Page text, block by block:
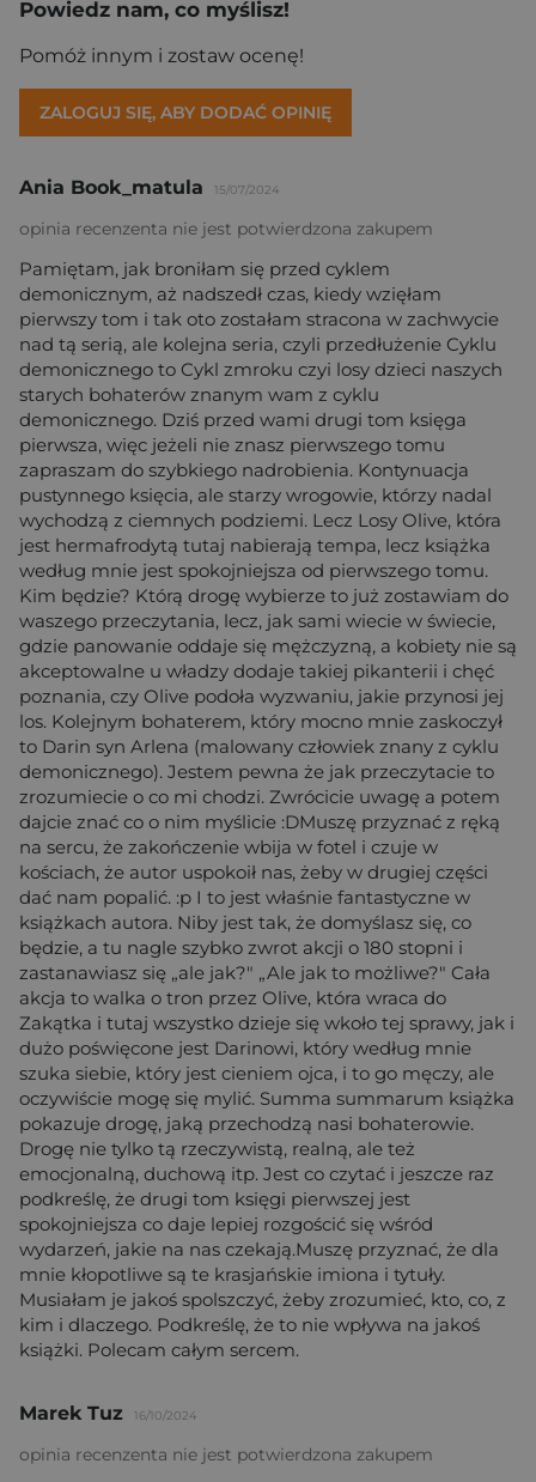
Powiedz nam, co myślisz!
Pomóż innym i zostaw ocenę!
ZALOGUJ SIĘ, ABY DODAĆ OPINIĘ
Ania Book_matula 15/07/2024
opinia recenzenta nie jest potwierdzona zakupem
Pamiętam, jak broniłam się przed cyklem
demonicznym, aż nadszedł czas, kiedy wzięłam
pierwszy tom i tak oto zostałam stracona w zachwycie
nad tą serią, ale kolejna seria, czyli przedłużenie Cyklu
demonicznego to Cykl zmroku czyi losy dzieci naszych
starych bohaterów znanym wam z cyklu
demonicznego. Dziś przed wami drugi tom księga
pierwsza, więc jeżeli nie znasz pierwszego tomu
zapraszam do szybkiego nadrobienia. Kontynuacja
pustynnego księcia, ale starzy wrogowie, którzy nadal
wychodzą z ciemnych podziemi. Lecz Losy Olive, która
jest hermafrodytą tutaj nabierają tempa, lecz książka
według mnie jest spokojniejsza od pierwszego tomu.
Kim będzie? Którą drogę wybierze to już zostawiam do
waszego przeczytania, lecz, jak sami wiecie w świecie,
gdzie panowanie oddaje się mężczyzną, a kobiety nie są
akceptowalne u władzy dodaje takiej pikanterii i chęć
poznania, czy Olive podoła wyzwaniu, jakie przynosi jej
los. Kolejnym bohaterem, który mocno mnie zaskoczył
to Darin syn Arlena (malowany człowiek znany z cyklu
demonicznego). Jestem pewna że jak przeczytacie to
zrozumiecie o co mi chodzi. Zwrócicie uwagę a potem
dajcie znać co o nim myślicie :DMuszę przyznać z ręką
na sercu, że zakończenie wbija w fotel i czuje w
kościach, że autor uspokoił nas, żeby w drugiej części
dać nam popalić. :p I to jest właśnie fantastyczne w
książkach autora. Niby jest tak, że domyślasz się, co
będzie, a tu nagle szybko zwrot akcji o 180 stopni i
zastanawiasz się „ale jak?" „Ale jak to możliwe?" Cała
akcja to walka o tron przez Olive, która wraca do
Zakątka i tutaj wszystko dzieje się wkoło tej sprawy, jak i
dużo poświęcone jest Darinowi, który według mnie
szuka siebie, który jest cieniem ojca, i to go męczy, ale
oczywiście mogę się mylić. Summa summarum książka
pokazuje drogę, jaką przechodzą nasi bohaterowie.
Drogę nie tylko tą rzeczywistą, realną, ale też
emocjonalną, duchową itp. Jest co czytać i jeszcze raz
podkreślę, że drugi tom księgi pierwszej jest
spokojniejsza co daje lepiej rozgościć się wśród
wydarzeń, jakie na nas czekają.Muszę przyznać, że dla
mnie kłopotliwe są te krasjańskie imiona i tytuły.
Musiałam je jakoś spolszczyć, żeby zrozumieć, kto, co, z
kim i dlaczego. Podkreślę, że to nie wpływa na jakoś
książki. Polecam całym sercem.
Marek Tuz 16/10/2024
opinia recenzenta nie jest potwierdzona zakupem